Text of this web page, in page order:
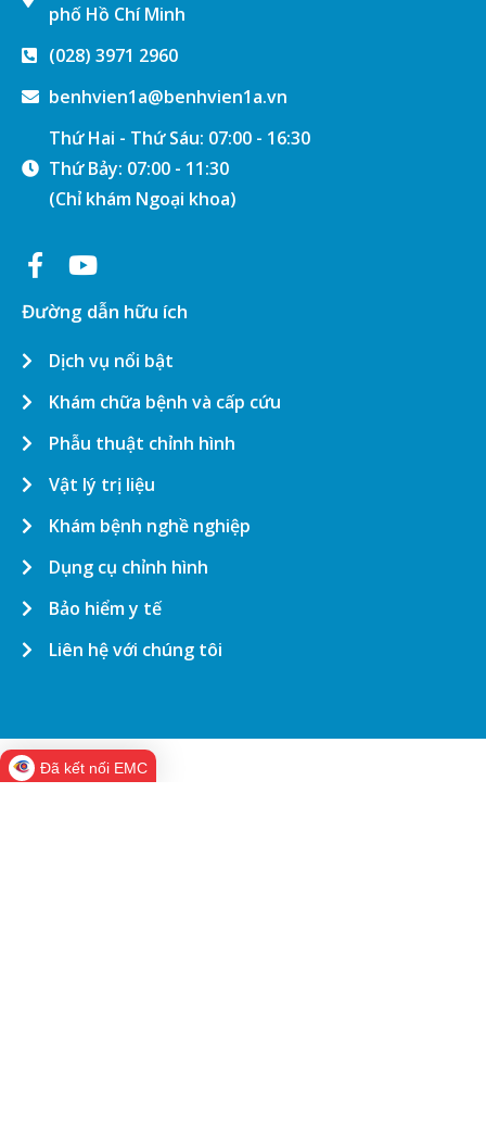
phố Hồ Chí Minh
(028) 3971 2960
benhvien1a@benhvien1a.vn
Thứ Hai - Thứ Sáu: 07:00 - 16:30
Thứ Bảy: 07:00 - 11:30
(Chỉ khám Ngoại khoa)
Đường dẫn hữu ích
Dịch vụ nổi bật
Khám chữa bệnh và cấp cứu
Phẫu thuật chỉnh hình
Vật lý trị liệu
Khám bệnh nghề nghiệp
Dụng cụ chỉnh hình
Bảo hiểm y tế
Liên hệ với chúng tôi
Đã kết nối EMC